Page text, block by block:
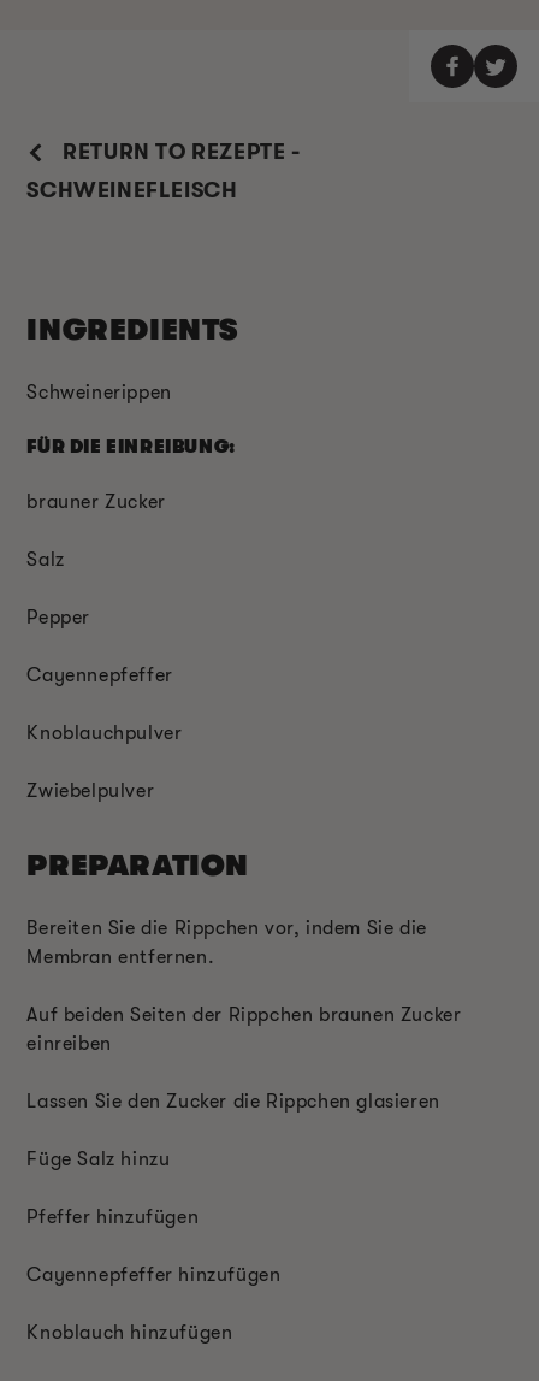
RETURN TO REZEPTE -
SCHWEINEFLEISCH
INGREDIENTS
Schweinerippen
FÜR DIE EINREIBUNG:
brauner Zucker
Salz
Pepper
Cayennepfeffer
Knoblauchpulver
Zwiebelpulver
PREPARATION
Bereiten Sie die Rippchen vor, indem Sie die
Membran entfernen.
Auf beiden Seiten der Rippchen braunen Zucker
einreiben
Lassen Sie den Zucker die Rippchen glasieren
Füge Salz hinzu
Pfeffer hinzufügen
Cayennepfeffer hinzufügen
Knoblauch hinzufügen